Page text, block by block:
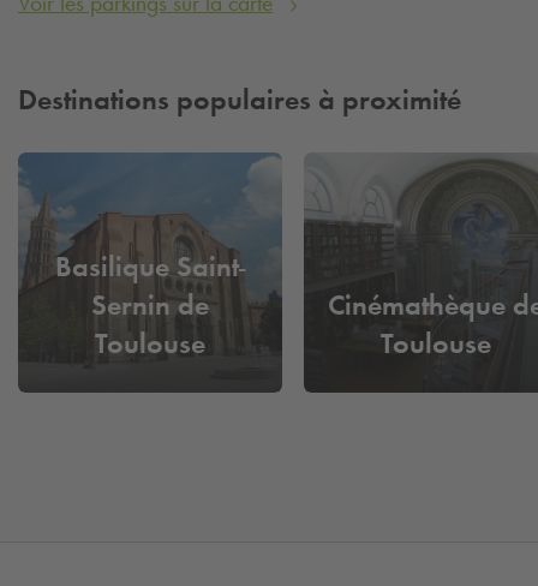
Destinations populaires à proximité
Basilique Saint-
Sernin de
Toulouse
Cinémathèque
Toulouse